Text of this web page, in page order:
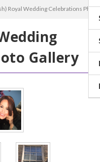
Royal Wedding Celebrations
Gallery